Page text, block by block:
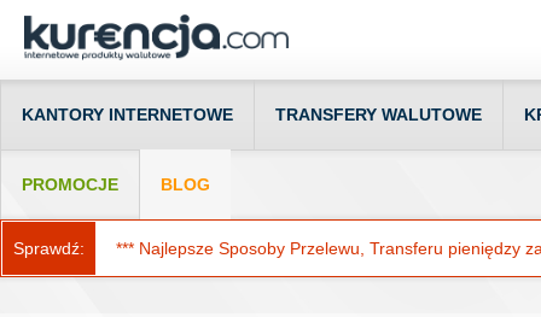
KANTORY INTERNETOWE TRANSFERY WALUTOWE
PROMOCJE BLOG
Sprawdź: *** Najlepsze Sposoby Przelewu, Transferu pieniędzy